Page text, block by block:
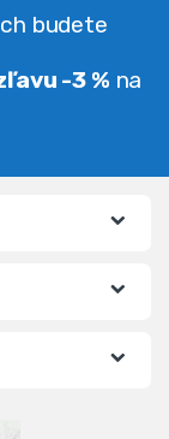
budete
-3 % na